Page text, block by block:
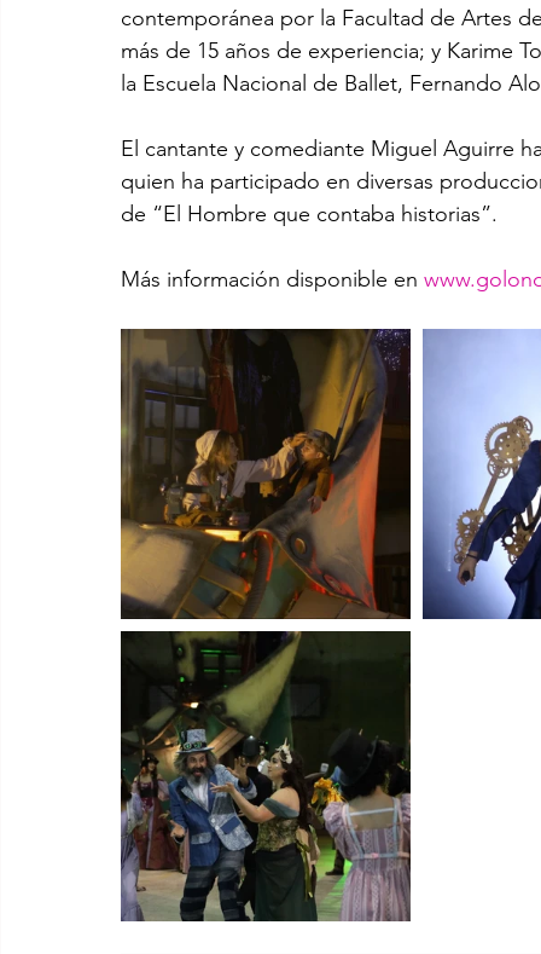
contemporánea por la Facultad de Artes
más de 15 años de experiencia; y Karime
la Escuela Nacional de Ballet, Fernando
El cantante y comediante Miguel Aguirre
quien ha participado en diversas
de “El Hombre que contaba historias”.
Más información disponible en